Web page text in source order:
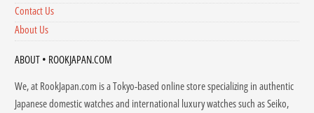
Contact Us
About Us
ABOUT • ROOKJAPAN.COM
We, at RookJapan.com is a Tokyo-based online store specializing in authentic
Japanese domestic watchesand international luxury watchessuch as Seiko,